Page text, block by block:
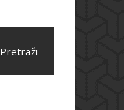
Pretraži